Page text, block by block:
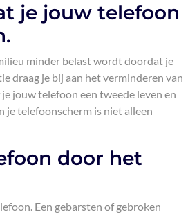
je jouw telefoon
minder belast wordt doordat je
draag je bij aan het verminderen van
jouw telefoon een tweede leven en
je telefoonscherm is niet alleen
door het
Een gebarsten of gebroken